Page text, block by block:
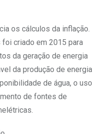
os cálculos da inflação.
criado em 2015 para
da geração de energia
da produção de energia
de água, o uso
de fontes de